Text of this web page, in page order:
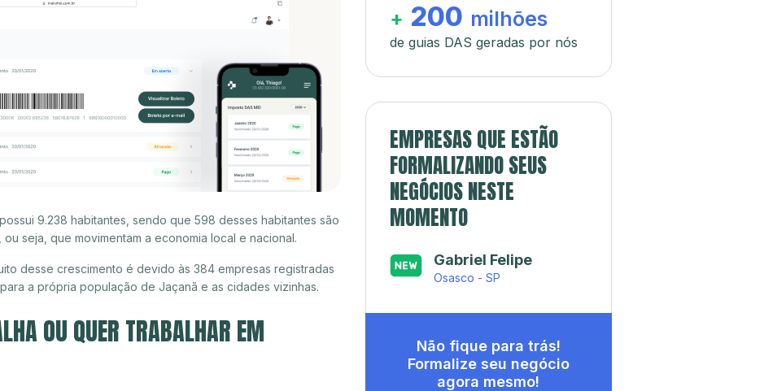
9.238 habitantes, sendo que 598 desses habitantes são
seja, que movimentam a economia local e nacional.
desse crescimento é devido às 384 empresas registradas
a própria população de Jaçanã e as cidades vizinhas.
OU QUER TRABALHAR EM
+ 200 milhões
de guias DAS geradas por nós
EMPRESAS QUE ESTÃO
FORMALIZANDO SEUS
NEGÓCIOS NESTE
MOMENTO
Gabriel Felipe
Osasco - SP
Não fique para trás!
Formalize seu negócio
agora mesmo!